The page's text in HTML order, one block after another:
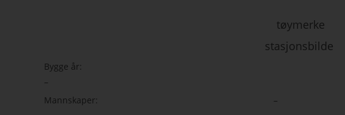
tøymerke
stasjonsbilde
Bygge år:
–
Mannskaper:
–